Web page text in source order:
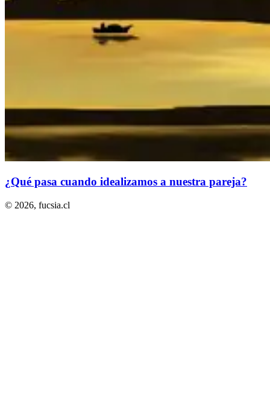
¿Qué pasa cuando idealizamos a nuestra pareja?
© 2026, fucsia.cl